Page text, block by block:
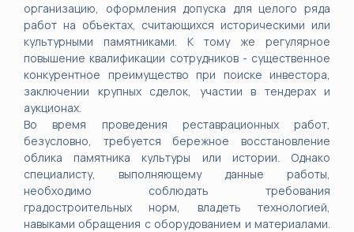
организацию, оформления допуска для целого ряда
работ на объектах, считающихся историческими или
культурными памятниками. К тому же регулярное
повышение квалификации сотрудников - существенное
конкурентное преимущество при поиске инвестора,
заключении крупных сделок, участии в тендерах и
аукционах.
Во время проведения реставрационных работ,
безусловно, требуется бережное восстановление
облика памятника культуры или истории. Однако
специалисту, выполняющему данные работы,
необходимо соблюдать требования
градостроительных норм, владеть технологией,
навыками обращения с оборудованием и материалами.